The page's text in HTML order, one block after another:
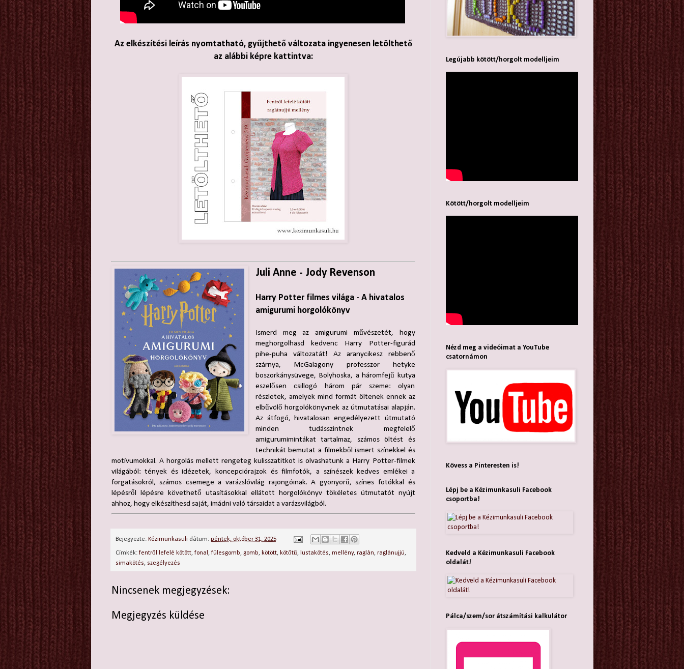
Az elkészítési leírás nyomtatható, gyűjthető változata ingyenesen letölthető
az alábbi képre kattintva:
Juli Anne - Jody Revenson
Harry Potter filmes világa - A hivatalos
amigurumi horgolókönyv
Ismerd meg az amigurumi művészetét, hogy
meghorgolhasd kedvenc Harry Potter-figurád
pihe-puha változatát! Az aranycikesz rebbenő
szárnya, McGalagony professzor hetyke
boszorkánysüvege, Bolyhoska, a háromfejű kutya
eszelősen csillogó három pár szeme: olyan
részletek, amelyek mind formát öltenek ennek az
elbűvölő horgolókönyvnek az útmutatásai alapján.
Az átfogó, hivatalosan engedélyezett útmutató
minden tudásszintnek megfelelő
amigurumimintákat tartalmaz, számos öltést és
technikát bemutat a filmekből ismert színekkel és
motívumokkal. A horgolás mellett rengeteg kulisszatitkot is olvashatunk a Harry Potter-filmek
világából: tények és idézetek, koncepciórajzok és filmfotók, a színészek kedves emlékei a
forgatásokról, számos csemege a varázslóvilág rajongóinak. A gyönyörű, színes fotókkal és
lépésről lépésre követhető utasításokkal ellátott horgolókönyv tökéletes útmutatót nyújt
ahhoz, hogy elkészíthesd saját, imádni való társaidat a varázsvilágból.
Bejegyezte: Kézimunkasuli dátum: péntek, október 31, 2025
Címkék: fentről lefelé kötött, fonal , fülesgomb, gomb, kötött, kötőtű, lustakötés, mellény, raglán, raglánujjú,
simakötés, szegélyezés
Nincsenek megjegyzések:
Megjegyzés küldése
Legújabb kötött/horgolt modelljeim
Kötött/horgolt modelljeim
Nézd meg a videóimat a YouTube
csatornámon
Kövess a Pinteresten is!
Lépj be a Kézimunkasuli Facebook
csoportba!
Kedveld a Kézimunkasuli Facebook
oldalát!
Pálca/szem/sor átszámítási kalkulátor